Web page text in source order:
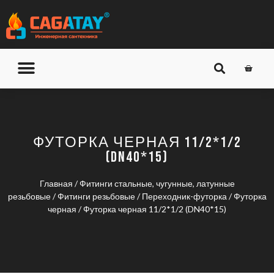
ФУТОРКА ЧЕРНАЯ 11/2*1/2
(DN40*15)
Главная /Фитинги стальные, чугунные, латунные
резьбовые/Фитинги резьбовые/Переходник-футорка /Футорка
черная / Футорка черная 11/2*1/2 (DN40*15)